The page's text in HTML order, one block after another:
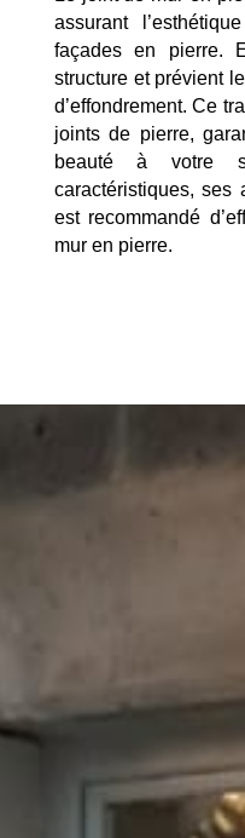
assurant
façades en pierre.
structure et prévient
d’effondrement. Ce
joints de pierre,
beauté à votre
caractéristiques, ses
est recommandé
mur en pierre.